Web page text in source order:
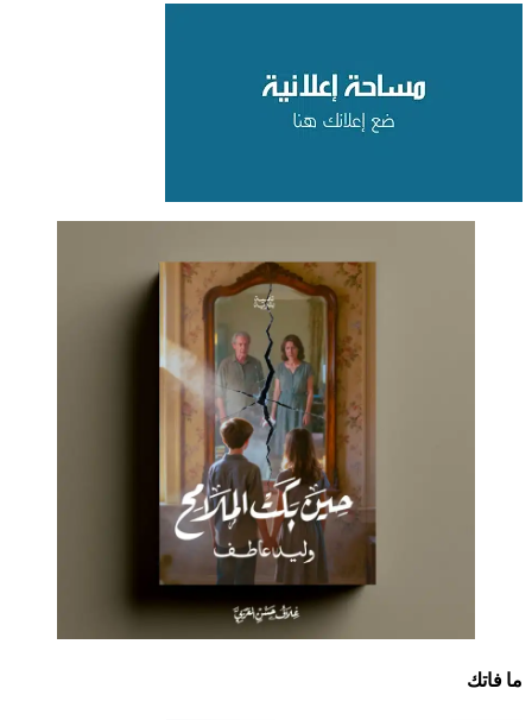
ما فاتك